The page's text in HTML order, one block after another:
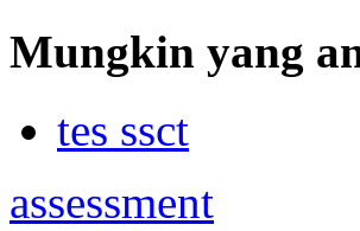
Mungkin yang
tes ssct
assessment